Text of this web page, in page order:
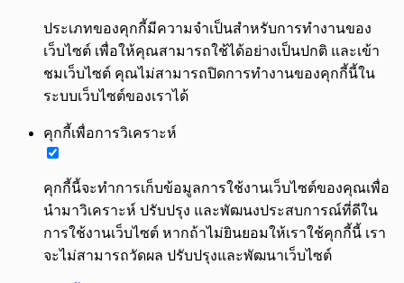
ประเภทของคุกกี้มีความจำเป็นสำหรับการทำงานของ
เว็บไซต์ เพื่อให้คุณสามารถใช้ได้อย่างเป็นปกติ และเข้า
ชมเว็บไซต์ คุณไม่สามารถปิดการทำงานของคุกกี้นี้ใน
ระบบเว็บไซต์ของเราได้
คุกกี้เพื่อการวิเคราะห์
คุกกี้นี้จะทำการเก็บข้อมูลการใช้งานเว็บไซต์ของคุณเพื่อ
นำมาวิเคราะห์ ปรับปรุง และพัฒนงประสบการณ์ที่ดีใน
การใช้งานเว็บไซต์ หากถ้าไม่ยินยอมให้เราใช้คุกกี้นี้ เรา
จะไม่สามารถวัดผล ปรับปรุงและพัฒนาเว็บไซต์